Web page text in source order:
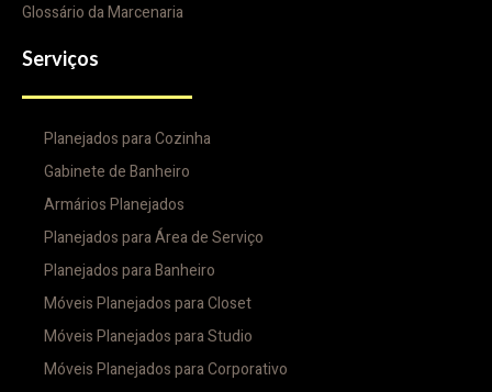
Glossário da Marcenaria
Serviços
Planejados para Cozinha
Gabinete de Banheiro
Armários Planejados
Planejados para Área de Serviço
Planejados para Banheiro
Móveis Planejados para Closet
Móveis Planejados para Studio
Móveis Planejados para Corporativo